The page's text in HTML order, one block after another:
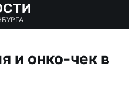
и онко-чек в